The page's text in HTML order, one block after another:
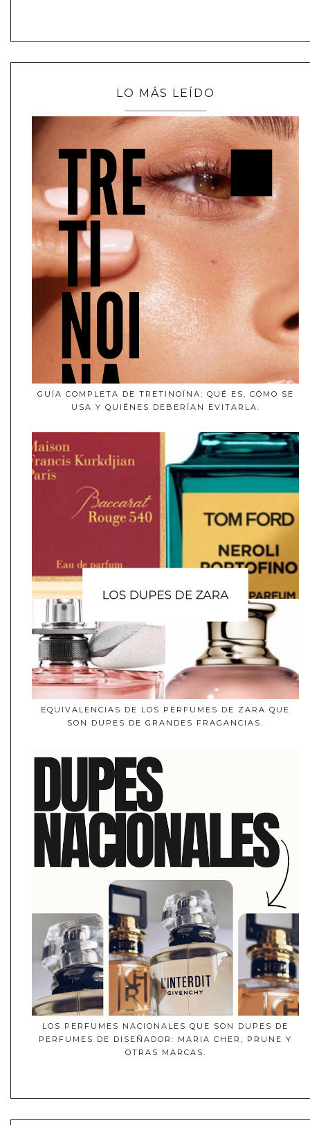
LO MÁS LEÍDO
GUÍA COMPLETA DE TRETINOÍNA: QUÉ ES, CÓMO SE
USA Y QUIÉNES DEBERÍAN EVITARLA.
EQUIVALENCIAS DE LOS PERFUMES DE ZARA QUE
SON DUPES DE GRANDES FRAGANCIAS.
LOS PERFUMES NACIONALES QUE SON DUPES DE
PERFUMES DE DISEÑADOR: MARIA CHER, PRUNE Y
OTRAS MARCAS.